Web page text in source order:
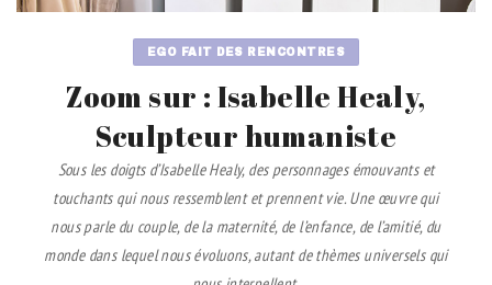
EGO FAIT DES RENCONTRES
Zoom sur : Isabelle Healy,
Sculpteur humaniste
Sous les doigts d’Isabelle Healy, des personnages émouvants et
touchants qui nous ressemblent et prennent vie. Une œuvre qui
nous parle du couple, de la maternité, de l’enfance, de l’amitié, du
monde dans lequel nous évoluons, autant de thèmes universels qui